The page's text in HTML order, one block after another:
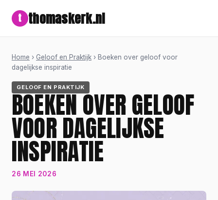
t thomaskerk.nl
Home › Geloof en Praktijk › Boeken over geloof voor
dagelijkse inspiratie
GELOOF EN PRAKTIJK
BOEKEN OVER GELOOF
VOOR DAGELIJKSE
INSPIRATIE
26 MEI 2026